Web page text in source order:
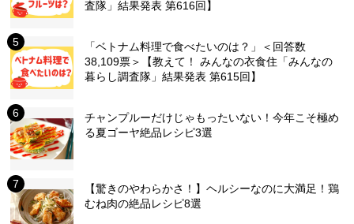
査隊」結果発表 第616回】
「ベトナム料理で食べたいのは？」＜回答数
38,109票＞【教えて！ みんなの衣食住「みんなの
暮らし調査隊」結果発表 第615回】
チャンプルーだけじゃもったいない！今年こそ極め
る夏ゴーヤ絶品レシピ3選
【驚きのやわらかさ！】ヘルシーなのに大満足！鶏
むね肉の絶品レシピ8選